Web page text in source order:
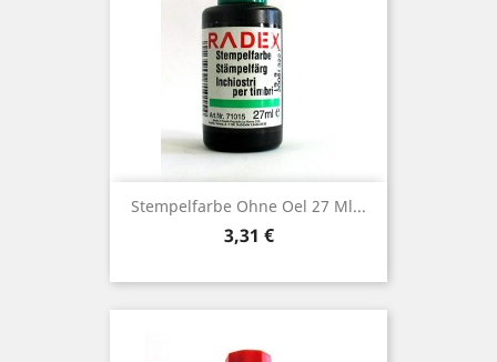
Stempelfarbe Ohne Oel 27 Ml...
Preis
3,31 €